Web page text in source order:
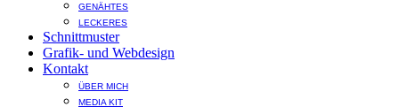
GENÄHTES
LECKERES
Schnittmuster
Grafik- und Webdesign
Kontakt
ÜBER MICH
MEDIA KIT